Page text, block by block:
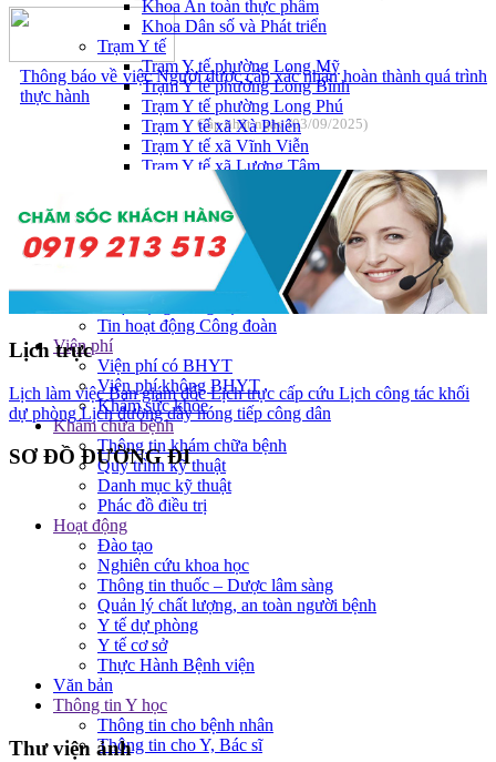
Khoa An toàn thực phẩm
Khoa Dân số và Phát triển
Trạm Y tế
Trạm Y tế phường Long Mỹ
Trạm Y tế phường Long Bình
Trạm Y tế phường Long Phú
Trạm Y tế xã Xà Phiên
Trạm Y tế xã Vĩnh Viễn
Trạm Y tế xã Lương Tâm.
Tin tức bệnh viện
Tin tức sự kiện
Kiến thức y khoa
Tin hoạt động chuyên ngành
Hội nghị - Hội thảo
Hoạt động Đảng bộ
Tin hoạt động Công đoàn
Viện phí
Viện phí có BHYT
Viện phí không BHYT
Khám sức khỏe
Khám chữa bệnh
Thông tin khám chữa bệnh
Quy trình kỹ thuật
Danh mục kỹ thuật
Phác đồ điều trị
Hoạt động
Đào tạo
Nghiên cứu khoa học
Thông tin thuốc – Dược lâm sàng
Quản lý chất lượng, an toàn người bệnh
Y tế dự phòng
Y tế cơ sở
Thực Hành Bệnh viện
Văn bản
Thông tin Y học
Thông tin cho bệnh nhân
Thông tin cho Y, Bác sĩ
Thông báo về việc Người được cấp xác nhận hoàn thành quá trình
thực hành
Cập nhật ngày (03/09/2025)
Lịch trực
Lịch làm việc Ban giám đốcLịch trực cấp cứu Lịch công tác khối
dự phòngLịch đường dây nóng tiếp công dân
SƠ ĐỒ ĐƯỜNG ĐI
Thư viện ảnh